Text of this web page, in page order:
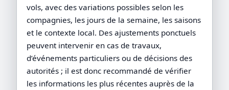
vols, avec des variations possibles selon les
compagnies, les jours de la semaine, les saisons
et le contexte local. Des ajustements ponctuels
peuvent intervenir en cas de travaux,
d’événements particuliers ou de décisions des
autorités ; il est donc recommandé de vérifier
les informations les plus récentes auprès de la